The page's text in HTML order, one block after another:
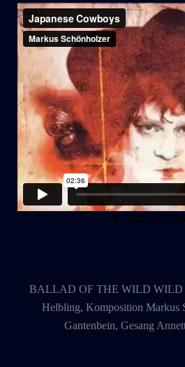
BALLAD OF THE WILD WILD
Helbling, Komposition Markus
Gantenbein, Gesang